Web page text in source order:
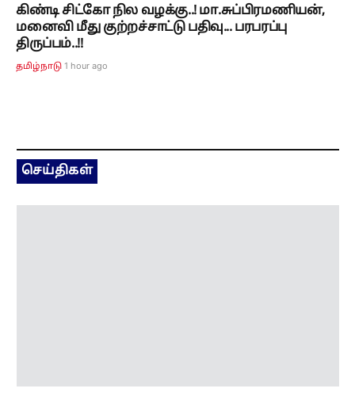
கிண்டி சிட்கோ நில வழக்கு..! மா.சுப்பிரமணியன்,
மனைவி மீது குற்றச்சாட்டு பதிவு... பரபரப்பு
திருப்பம்..!!
தமிழ்நாடு 1 hour ago
செய்திகள்